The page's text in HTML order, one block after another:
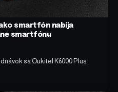
ako smartfón nabíja
smartfónu
sa Oukitel K6000 Plus